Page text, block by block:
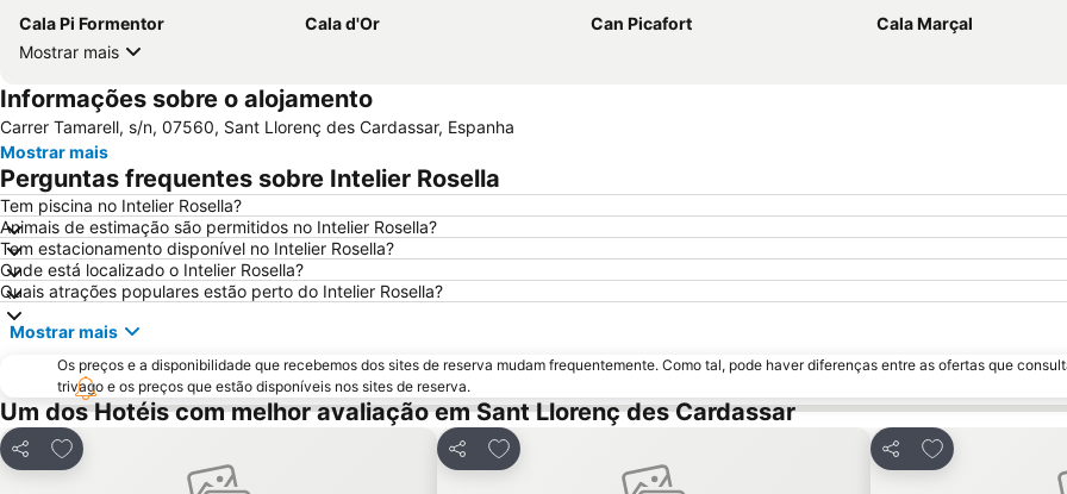
Cala Pi Formentor
Cala d'Or Can Picafort
Cala Marçal
Mostrar mais
Informações sobre o alojamento
Carrer Tamarell, s/n, 07560, Sant Llorenç des Cardassar, Espanha
Mostrar mais
Perguntas frequentes sobre Intelier Rosella
Tem piscina no Intelier Rosella?
Animais de estimação são permitidos no Intelier Rosella?
Tem estacionamento disponível no Intelier Rosella?
Onde está localizado o Intelier Rosella?
Quais atrações populares estão perto do Intelier Rosella?
Mostrar mais
Os preços e a disponibilidade que recebemos dos sites de reserva mudam frequentemente. Como tal, pode haver diferenças entre as ofertas que
trivago e os preços que estão disponíveis nos sites de reserva.
Um dos Hotéis com melhor avaliação em Sant Llorenç des Cardassar
Partilhar
Adicionar aos favoritos
Partilhar
Adicionar aos favoritos
Partilhar
Adicionar aos